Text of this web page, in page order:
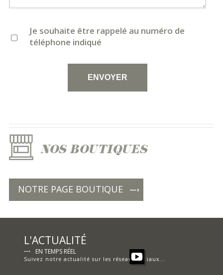
Je souhaite être rappelé au numéro de
téléphone indiqué
NOS BOUTIQUES
NOTRE PAGE BOUTIQUE
L'ACTUALITÉ
EN TEMPS RÉEL
Suivez notre actualité sur les réseaux sociaux...